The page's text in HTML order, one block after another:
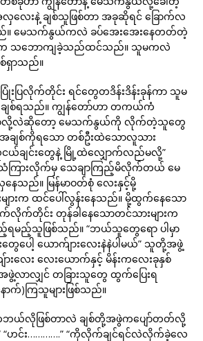
ေးနဲ့ ချစ်သူဖြစ်တာ အခုဆိုရင် ခြောက်လ
သည်။ မေသက်နွယ်ကလဲ ခပ်အေးအေးနေတတ်တဲ့
သဘောကျခဲ့သည်ထင်သည်။ သူမကလဲ
ရှာသည်။
ြုံးပြလိုက်တိုင်း ရင်တွေတဒိန်းဒိန်းခုန်ကာ သူမ
ချစ်ရသည်။ ကျွန်တော်ဟာ တကယ်ကံ
ာလို့လဲဆိုတော့ မေသက်နွယ်ကို လိုက်တဲ့သူတွေ
ချစ်ကိုရသော တစ်ဦးထဲသောလူသား
ငယ်ချင်းတွေနဲ့ မြို့ထဲလျှောက်လည်မလို့”
သံကြားလိုက်မှ သေချာကြည့်မိလိုက်တယ် မေ
သည်။ မြန်မာဝတ်စုံ လေးနှင့်မို့
ျားက ထင်ပေါ်လွန်းနေသည်။ မို့ထွက်နေသော
က်လိုက်တိုင်း တုန်ခါနေသောတင်သားများက
ရမည့်သူဖြစ်သည်။ “ဘယ်သူတွေရော ပါမှာ
တွေပေါ့ ယောက်ျားလေးနဲနဲပါမယ်” သူတို့အဖွဲ့
းလေး လေးယောက်နှင့် မိန်းကလေးခုနှစ်
ာလျှင် တခြားသူတွေ ထွက်ပြေးရ
ာက်)ကြသူများဖြစ်သည်။
ယ်လိုဖြစ်တာလဲ ချစ်တို့အဖွဲကပျော်တတ်လို့
“ဟင်း………….” “ကိုလိုက်ချင်ရင်လဲလိုက်ခဲ့လေ